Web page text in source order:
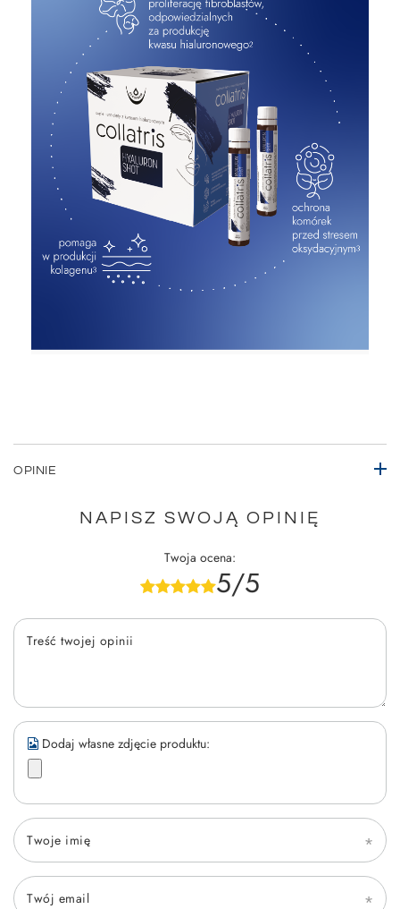
OPINIE
NAPISZ SWOJĄ OPINIĘ
Twoja ocena:
5/5
Treść twojej opinii
Dodaj własne zdjęcie produktu:
Twoje imię
Twój email